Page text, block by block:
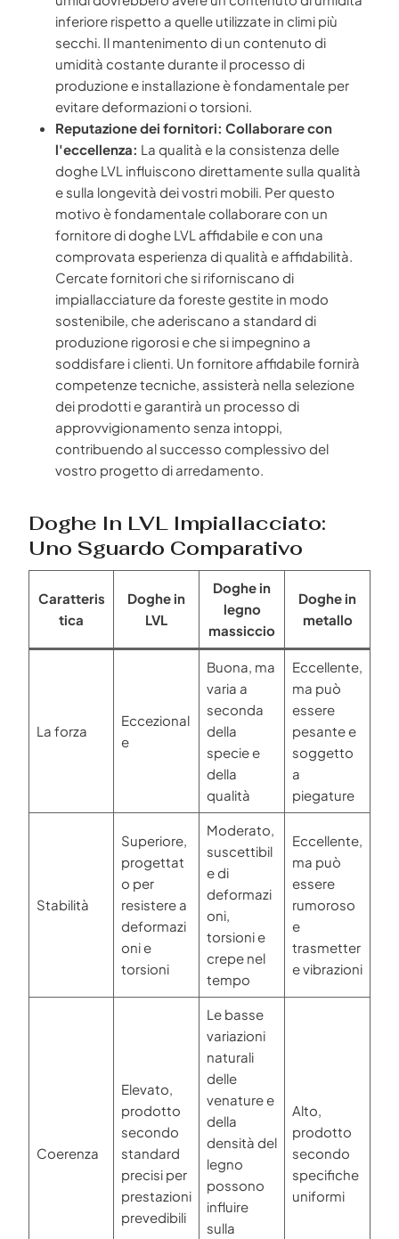
inferiore rispetto a quelle utilizzate in climi più
secchi. Il mantenimento di un contenuto di
umidità costante durante il processo di
produzione e installazione è fondamentale per
evitare deformazioni o torsioni.
Reputazione dei fornitori: Collaborare con
l'eccellenza: La qualità e la consistenza delle
doghe LVL influiscono direttamente sulla qualità
e sulla longevità dei vostri mobili. Per questo
motivo è fondamentale collaborare con un
fornitore di doghe LVL affidabile e con una
comprovata esperienza di qualità e affidabilità.
Cercate fornitori che si riforniscano di
impiallacciature da foreste gestite in modo
sostenibile, che aderiscano a standard di
produzione rigorosi e che si impegnino a
soddisfare i clienti. Un fornitore affidabile fornirà
competenze tecniche, assisterà nella selezione
dei prodotti e garantirà un processo di
approvvigionamento senza intoppi,
contribuendo al successo complessivo del
vostro progetto di arredamento.
Doghe In LVL Impiallacciato:
Uno Sguardo Comparativo
Caratteris
tica
Doghe in
LVL
Doghe in
legno
massiccio
Doghe in
metallo
La forza
Eccezional
e
Buona, ma
varia a
seconda
della
specie e
della
qualità
Eccellente,
ma può
essere
pesante e
soggetto
a
piegature
Stabilità
Superiore,
progettat
o per
resistere a
deformazi
oni e
torsioni
Moderato,
suscettibil
e di
deformazi
oni,
torsioni e
crepe nel
tempo
Eccellente,
ma può
essere
rumoroso
e
trasmetter
e vibrazioni
Coerenza
Elevato,
prodotto
secondo
standard
precisi per
prestazioni
prevedibili
Le basse
variazioni
naturali
delle
venature e
della
densità del
legno
possono
influire
sulla
Alto,
prodotto
secondo
specifiche
uniformi